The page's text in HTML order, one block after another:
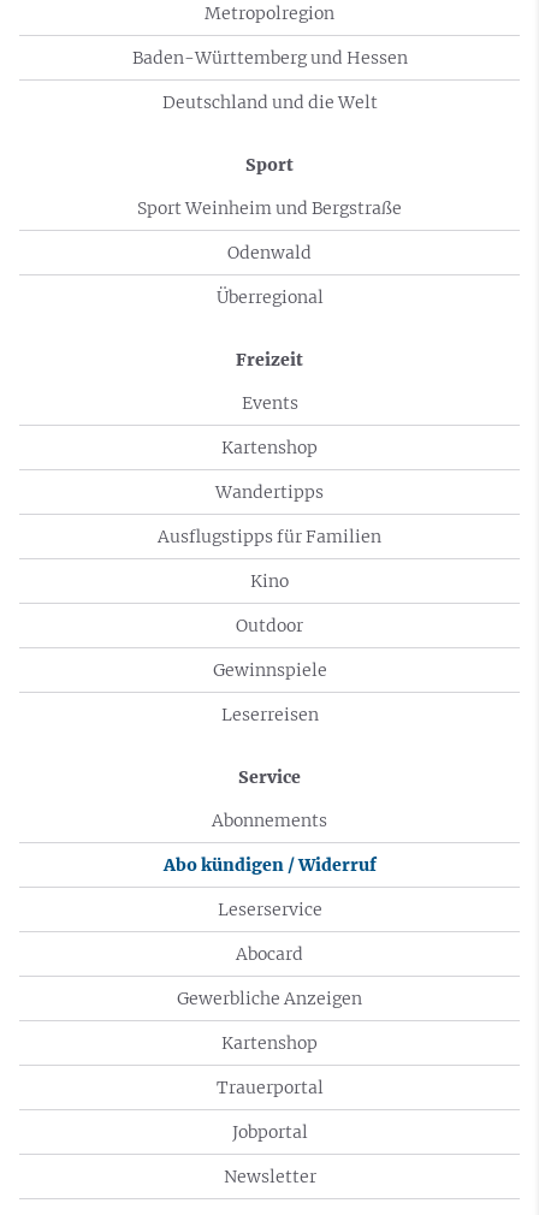
Metropolregion
Baden-Württemberg und Hessen
Deutschland und die Welt
Sport
Sport Weinheim und Bergstraße
Odenwald
Überregional
Freizeit
Events
Kartenshop
Wandertipps
Ausflugstipps für Familien
Kino
Outdoor
Gewinnspiele
Leserreisen
Service
Abonnements
Abo kündigen / Widerruf
Leserservice
Abocard
Gewerbliche Anzeigen
Kartenshop
Trauerportal
Jobportal
Newsletter